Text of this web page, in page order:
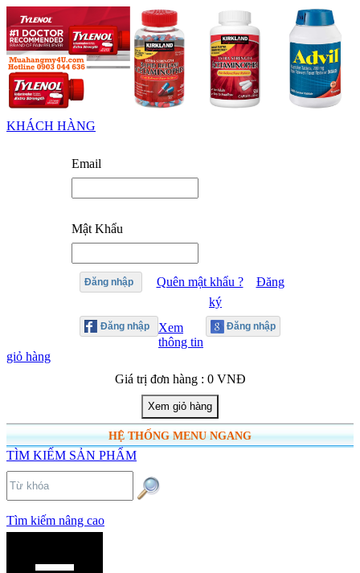
KHÁCH HÀNG
Email
Mật Khẩu
Đăng nhập Quên mật khẩu ?
Đăng
ký
Xem
thông tin
giỏ hàng
Giá trị đơn hàng : 0 VNĐ
HỆ THỐNG MENU NGANG
TÌM KIẾM SẢN PHẨM
Tìm kiếm nâng cao